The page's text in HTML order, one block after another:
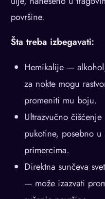
površine.
Šta treba izbegavati:
Hemikalije —
za nokte mogu
promeniti mu boju.
Ultrazvučno
pukotine, posebno
primercima.
Direktna sunčeva
— može izazvati